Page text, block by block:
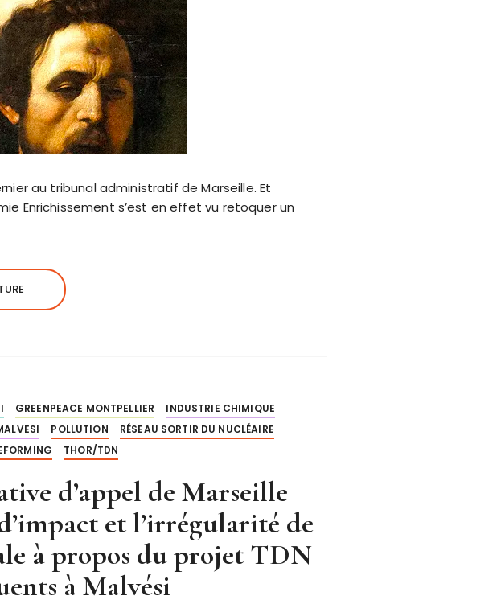
au tribunal administratif de Marseille. Et
Enrichissement s’est en effet vu retoquer un
GREENPEACE MONTPELLIER
INDUSTRIE CHIMIQUE
POLLUTION
RÉSEAU SORTIR DU NUCLÉAIRE
THOR/TDN
d’appel de Marseille
et l’irrégularité de
à propos du projet TDN
à Malvési